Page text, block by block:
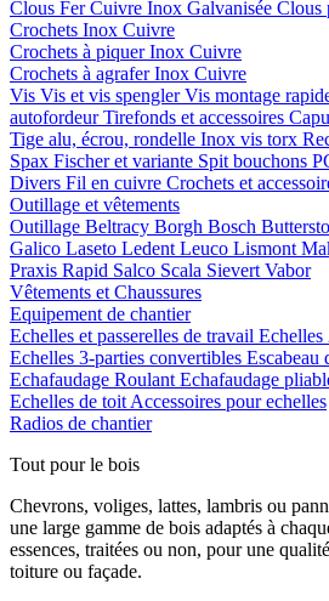
Clous FerCuivre Inox Galvanisée Clous
Crochets Inox Cuivre
Crochets à piquerInox Cuivre
Crochets à agraferInox Cuivre
Vis Vis et vis spenglerVis montage
autofordeurTirefonds et accessoires
Tige alu, écrou, rondelle Inox vis torx
Spax Fischer et variante Spit bouchons
Divers Fil en cuivre Crochets et
Outillage et vêtements
Outillage Beltracy Borgh Bosch
Galico Laseto Ledent Leuco Lismont
Praxis Rapid Salco Scala Sievert Vabor
Vêtements et Chaussures
Equipement de chantier
Echelles et passerelles de travail Echelles
Echelles 3-parties convertibles Escabeau
Echafaudage Roulant Echafaudage
Echelles de toit Accessoires pour echelles
Radios de chantier
Tout pour le bois
Chevrons, voliges, lattes, lambris ou
une large gamme de bois adaptés à
essences, traitées ou non, pour une
toiture ou façade.